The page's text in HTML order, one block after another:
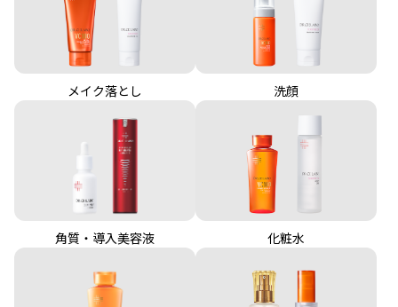
メイク落とし 洗顔
角質・導入美容液 化粧水